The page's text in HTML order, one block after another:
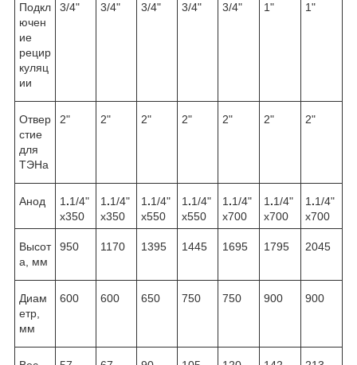
Подкл
ючен
ие
рецир
куляц
ии
3/4" 3/4" 3/4" 3/4" 3/4" 1" 1"
Отвер
стие
для
ТЭНа
2" 2" 2" 2" 2" 2" 2"
Анод 1.1/4"
х350
1.1/4"
х350
1.1/4"
х550
1.1/4"
х550
1.1/4"
х700
1.1/4"
х700
1.1/4"
х700
Высот
а, мм
950 1170 1395 1445 1695 1795 2045
Диам
етр,
мм
600 600 650 750 750 900 900